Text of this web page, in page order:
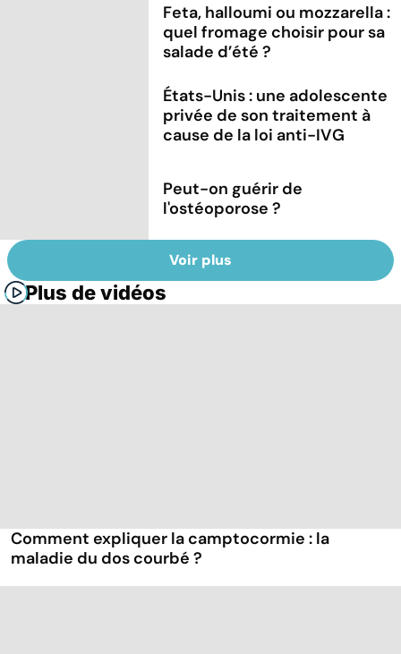
Feta, halloumi ou mozzarella :
quel fromage choisir pour sa
salade d’été ?
États-Unis : une adolescente
privée de son traitement à
cause de la loi anti-IVG
Peut-on guérir de
l'ostéoporose ?
Voir plus
Plus de vidéos
Comment expliquer la camptocormie : la
maladie du dos courbé ?